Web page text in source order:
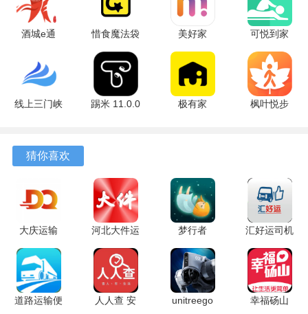
1、通过高效的资源整合，能够帮助司机减少空驶率，提升运
输收入，解决找活难的问题。
2、系统自动推送货源信息，第一时间获取最新的运输任务，
避免了传统方式下的信息滞后。
3、司机和货主都能快速上手，节省学习时间，迅速投入使
酒城e通
版
惜食魔法袋
8.1.1 安卓
版
美好家
1.5.4 安卓
版
可悦到家
2.0.25 安卓
版
线上三门峡
踢米 11.0.0
极有家
枫叶悦步
猜你喜欢
大庆运输
安卓版
河北大件运
输许可平台
安卓版
梦行者
1.15.09 安
卓版
汇好运司机
版 1.9.9 安
卓版
道路运输便
人人查 安
unitreego
幸福砀山